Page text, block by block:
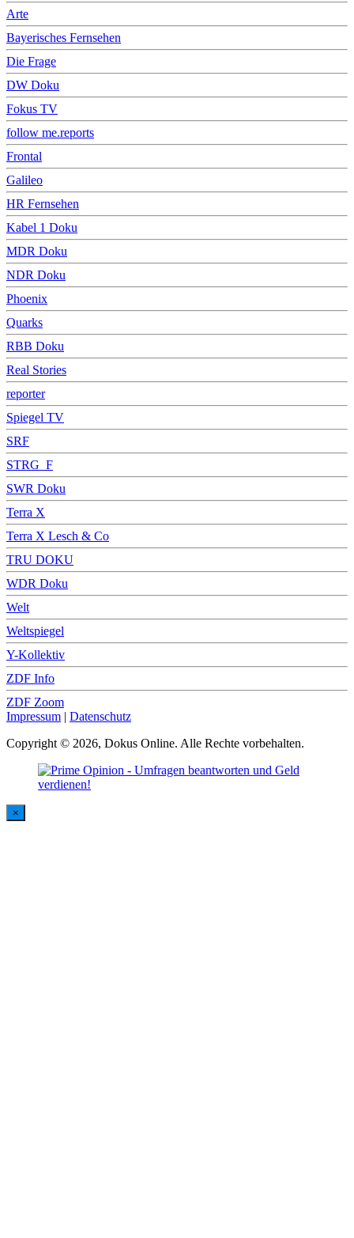
Arte
Bayerisches Fernsehen
Die Frage
DW Doku
Fokus TV
follow me.reports
Frontal
Galileo
HR Fernsehen
Kabel 1 Doku
MDR Doku
NDR Doku
Phoenix
Quarks
RBB Doku
Real Stories
reporter
Spiegel TV
SRF
STRG_F
SWR Doku
Terra X
Terra X Lesch & Co
TRU DOKU
WDR Doku
Welt
Weltspiegel
Y-Kollektiv
ZDF Info
ZDF Zoom
Impressum | Datenschutz
Copyright © 2026, Dokus Online. Alle Rechte vorbehalten.
×